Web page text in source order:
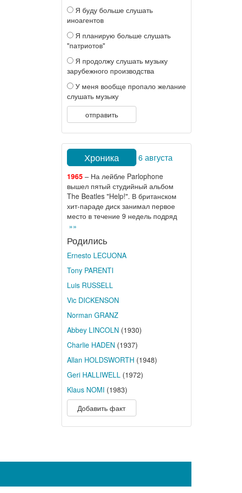
Я буду больше слушать
иноагентов
Я планирую больше слушать
"патриотов"
Я продолжу слушать музыку
зарубежного производства
У меня вообще пропало желание
слушать музыку
отправить
Хроника 6 августа
1965– На лейбле Parlophone
вышел пятый студийный альбом
The Beatles "Help!". В британском
хит-параде диск занимал первое
место в течение 9 недель подряд
»»
Родились
Ernesto LECUONA
Tony PARENTI
Luis RUSSELL
Vic DICKENSON
Norman GRANZ
Abbey LINCOLN (1930)
Charlie HADEN (1937)
Allan HOLDSWORTH (1948)
Geri HALLIWELL(1972)
Klaus NOMI (1983)
Добавить факт